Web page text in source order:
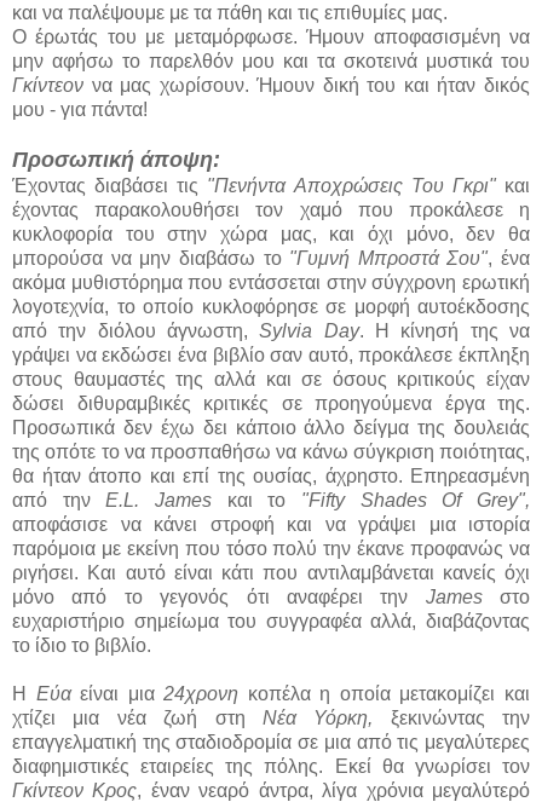
και να παλέψουμε με τα πάθη και τις επιθυμίες μας.
Ο έρωτάς του με μεταμόρφωσε. Ήμουν αποφασισμένη να
μην αφήσω το παρελθόν μου και τα σκοτεινά μυστικά του
Γκίντεον να μας χωρίσουν. Ήμουν δική του και ήταν δικός
μου - για πάντα!
Προσωπική άποψη:
Έχοντας διαβάσει τις "Πενήντα Αποχρώσεις Του Γκρι"και
έχοντας παρακολουθήσει τον χαμό που προκάλεσε η
κυκλοφορία του στην χώρα μας, και όχι μόνο, δεν θα
μπορούσα να μην διαβάσω το "Γυμνή Μπροστά Σου", ένα
ακόμα μυθιστόρημα που εντάσσεται στην σύγχρονη ερωτική
λογοτεχνία, το οποίο κυκλοφόρησε σε μορφή αυτοέκδοσης
από την διόλου άγνωστη,Sylvia Day. Η κίνησή της να
γράψει να εκδώσει ένα βιβλίο σαν αυτό, προκάλεσε έκπληξη
στους θαυμαστές της αλλά και σε όσους κριτικούς είχαν
δώσει διθυραμβικές κριτικές σε προηγούμενα έργα της.
Προσωπικά δεν έχω δει κάποιο άλλο δείγμα της δουλειάς
της οπότε το να προσπαθήσω να κάνω σύγκριση ποιότητας,
θα ήταν άτοπο και επί της ουσίας, άχρηστο. Επηρεασμένη
από τηνE.L. James και το "Fifty Shades Of Grey",
αποφάσισε να κάνει στροφή και να γράψει μια ιστορία
παρόμοια με εκείνη που τόσο πολύ την έκανε προφανώς να
ριγήσει. Και αυτό είναι κάτι που αντιλαμβάνεται κανείς όχι
μόνο από το γεγονός ότι αναφέρει την Jamesστο
ευχαριστήριο σημείωμα του συγγραφέα αλλά, διαβάζοντας
το ίδιο το βιβλίο.
Η Εύαείναι μια24χρονη κοπέλα η οποία μετακομίζει και
χτίζει μια νέα ζωή στη Νέα Υόρκη, ξεκινώντας την
επαγγελματική της σταδιοδρομία σε μια από τις μεγαλύτερες
διαφημιστικές εταιρείες της πόλης. Εκεί θα γνωρίσει τον
Γκίντεον Κρος, έναν νεαρό άντρα, λίγα χρόνια μεγαλύτερό